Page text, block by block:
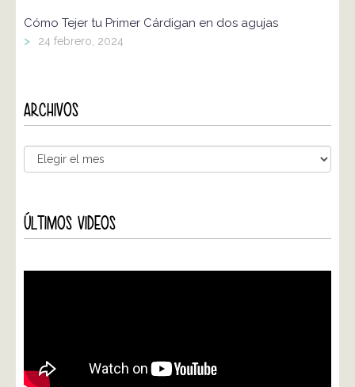
Cómo Tejer tu Primer Cárdigan en dos agujas
> 24 febrero, 2024
ARCHIVOS
ÚLTIMOS VIDEOS